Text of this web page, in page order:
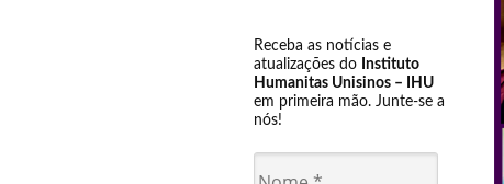
Receba as notícias e
atualizações do Instituto
Humanitas Unisinos – IHU
em primeira mão. Junte-se a
nós!